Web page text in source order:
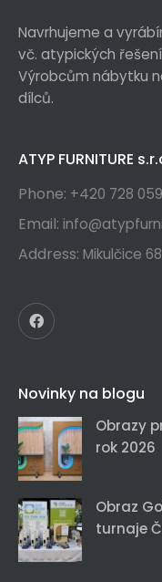
Navrhujeme a
vč. atypických
Výrobcům nábytku
dílců.
ATYP FURNITURE
Phone: +420 728
Email:
Address: Mikulčice
Novinky na blogu
Obrazy
rok 2026
Obraz
turnaje